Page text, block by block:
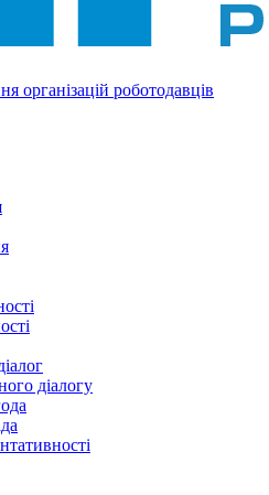
організацій роботодавців
діалогу